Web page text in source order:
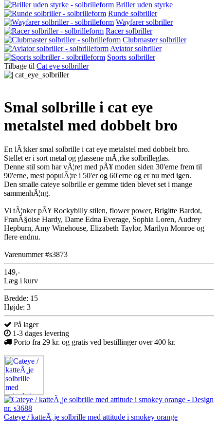
Briller uden styrke
Runde solbriller
Wayfarer solbriller
Racer solbriller
Clubmaster solbriller
Aviator solbriller
Sports solbriller
Tilbage til Cat eye solbriller
Smal solbrille i cat eye
metalstel med dobbelt bro
En lÃ¦kker smal solbrille i cat eye metalstel med dobbelt bro.
Stellet er i sort metal og glassene mÃ¸rke solbrilleglas.
Denne stil som har vÃ¦ret med pÃ¥ moden siden 30'erne frem til
90'erne, mest populÃ¦re i 50'er og 60'erne og er nu med igen.
Den smalle cateye solbrille er gemme tiden blevet set i mange
sammenhÃ¦ng.
Vi tÃ¦nker pÃ¥ Rockybilly stilen, flower power, Brigitte Bardot,
FranÃ§oise Hardy, Dame Edna Everage, Sophia Loren, Audrey
Hepburn, Amy Winehouse, Elizabeth Taylor, Marilyn Monroe og
flere endnu.
Varenummer #s3873
149,-
Læg i kurv
Bredde: 15
Højde: 3
På lager
1-3 dages levering
Porto fra 29 kr. og gratis ved bestillinger over 400 kr.
Cateye / katteÃ¸je solbrille med attitude i smokey orange